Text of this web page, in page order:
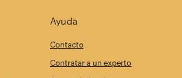
Ayuda
Contacto
Contratar a un experto